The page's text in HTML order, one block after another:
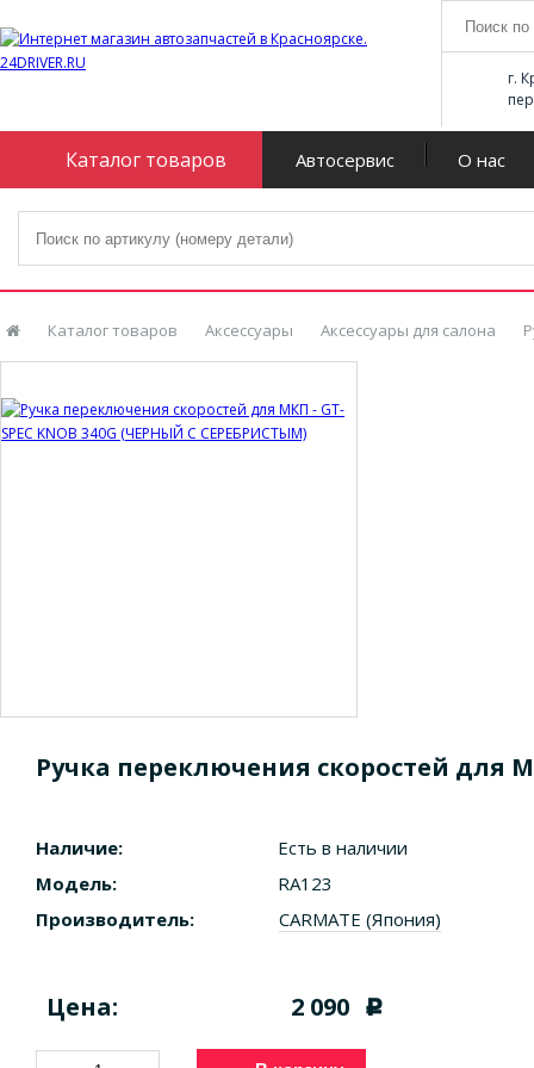
г.
Каталог товаров Автосервис О нас
Каталог товаров Аксессуары Аксессуары для салона
Ручка переключения скоростей для
Наличие:
Есть в наличии
Модель:
RA123
Производитель:
CARMATE (Япония)
Цена: 2 090 c